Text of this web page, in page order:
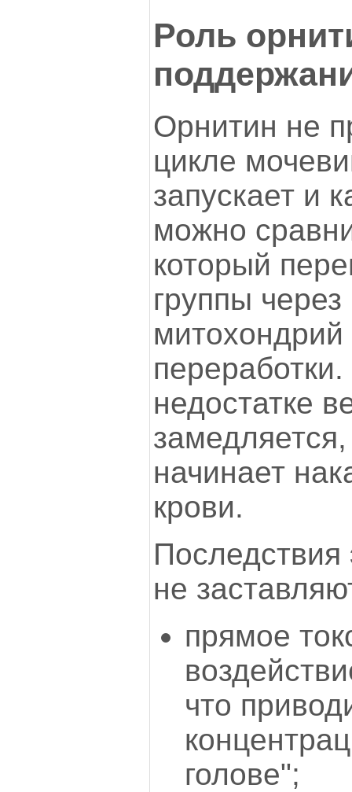
Роль
Орнитин не
цикле
запускает и
можно
который
группы
недостатке
начинает
крови.
Последствия
не
прямое
что
голове";